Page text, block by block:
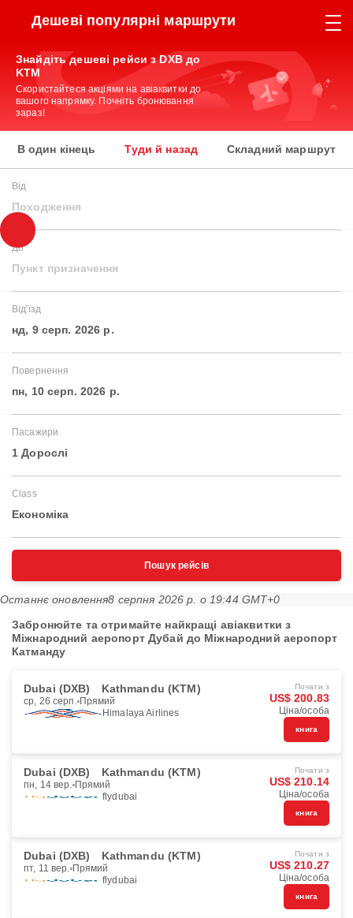
Дешеві популярні маршрути
Знайдіть дешеві рейси з DXB до
KTM
Скористайтеся акціями на авіаквитки до
вашого напрямку. Почніть бронювання
зараз!
В один кінець Туди й назад Складний маршрут
Від
Походження
До
Пункт призначення
Від'їзд
нд, 9 серп. 2026 р.
Повернення
пн, 10 серп. 2026 р.
Пасажири
1 Дорослі
Class
Економіка
Пошук рейсів
Останнє оновлення8 серпня 2026 р. о 19:44 GMT+0
Забронюйте та отримайте найкращі авіаквитки з
Міжнародний аеропорт Дубай до Міжнародний аеропорт
Катманду
Dubai (DXB) Kathmandu (KTM)
ср, 26 серп. Прямий
Himalaya Airlines
Почати з
US$ 200.83
Ціна/особа
книга
Dubai (DXB) Kathmandu (KTM)
пн, 14 вер. Прямий
flydubai
Почати з
US$ 210.14
Ціна/особа
книга
Dubai (DXB) Kathmandu (KTM)
пт, 11 вер. Прямий
flydubai
Почати з
US$ 210.27
Ціна/особа
книга